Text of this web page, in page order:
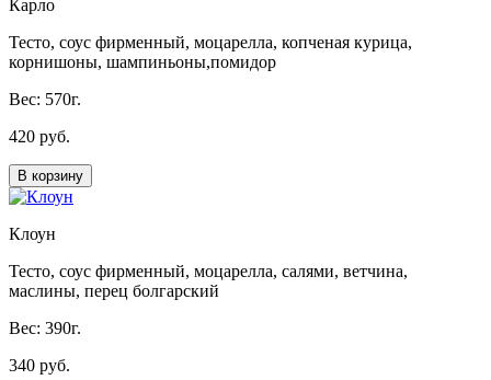
Карло
Тесто, соус фирменный, моцарелла, копченая курица,
корнишоны, шампиньоны,помидор
Вес: 570г.
420 руб.
В корзину
Клоун
Тесто, соус фирменный, моцарелла, салями, ветчина,
маслины, перец болгарский
Вес: 390г.
340 руб.